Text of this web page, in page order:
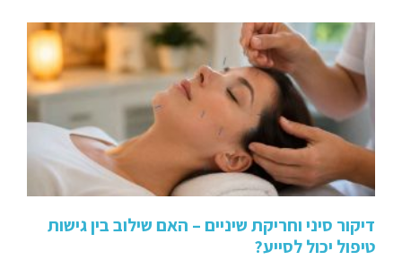
דיקור סיני וחריקת שיניים – האם שילוב בין גישות
טיפול יכול לסייע?